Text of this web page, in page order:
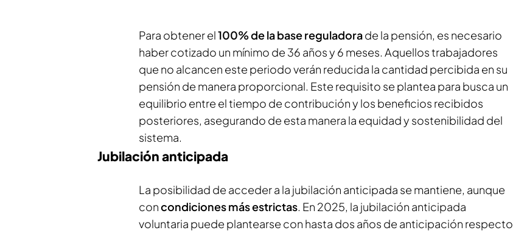
Para obtener el100% de la base reguladorade la pensión, es necesario
haber cotizado un mínimo de 36 años y 6 meses. Aquellos trabajadores
que no alcancen este periodo verán reducida la cantidad percibida en su
pensión de manera proporcional. Este requisito se plantea para busca un
equilibrio entre el tiempo de contribución y los beneficios recibidos
posteriores, asegurando de esta manera la equidad y sostenibilidad del
sistema.
Jubilación anticipada
La posibilidad de acceder a la jubilación anticipada se mantiene, aunque
concondiciones más estrictas. En 2025, la jubilación anticipada
voluntaria puede plantearse con hasta dos años de anticipación respecto